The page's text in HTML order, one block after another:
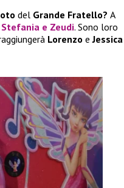
del Grande Fratello? A
Stefania e Zeudi. Sono loro
Lorenzo eJessica